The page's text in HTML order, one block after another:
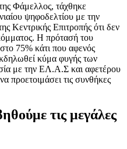
Φάμελλος, τάχθηκε
ψηφοδελτίου με την
Κεντρικής Επιτροπής ότι δεν
Η πρότασή του
75% κάτι που αφενός
κύμα φυγής των
με την ΕΛ.Α.Σ και αφετέρου
προετοιμάσει τις συνθήκες
τις μεγάλες